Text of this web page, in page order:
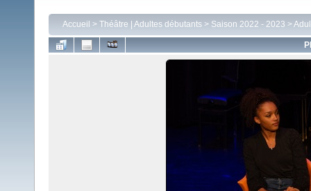
Accueil > Théâtre | Adultes débutants > Saison 2022 - 2023 >